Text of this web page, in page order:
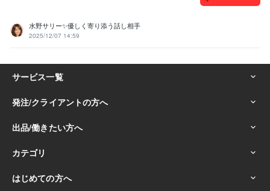
話し相手 秘密 愚痴 ロールプレイ
電話相談
雑談 秘書
最終学歴 香港大学 2001年3月 ~ 2002年3月
英語 日常会話レベル
水野サリー✨優しく寄り添う話し相手
2025/12/07 14:59